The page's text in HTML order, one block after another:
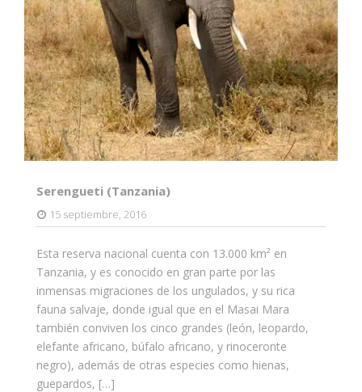
Serengueti (Tanzania)
15 septiembre, 2016
Esta reserva nacional cuenta con 13.000 km² en
Tanzania, y es conocido en gran parte por las
inmensas migraciones de los ungulados, y su rica
fauna salvaje, donde igual que en el Masai Mara
también conviven los cinco grandes (león, leopardo,
elefante africano, búfalo africano, y rinoceronte
negro), además de otras especies como hienas,
guepardos, […]